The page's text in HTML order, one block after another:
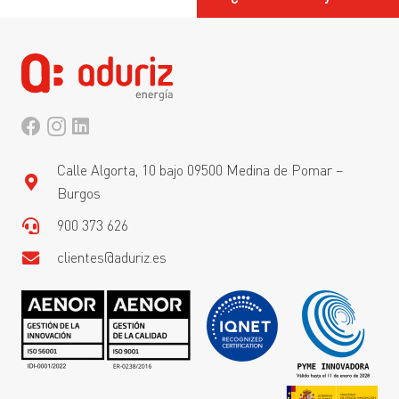
Calle Algorta, 10 bajo 09500 Medina de Pomar –
Burgos
900 373 626
clientes@aduriz.es